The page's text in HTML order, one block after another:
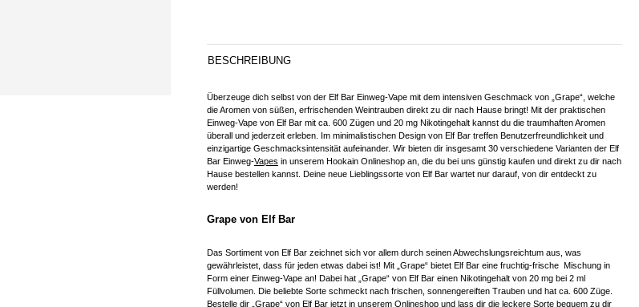
BESCHREIBUNG
Überzeuge dich selbst von der Elf Bar Einweg-Vape mit dem intensiven Geschmack von „Grape“, welche
die Aromen von süßen, erfrischenden Weintrauben direkt zu dir nach Hause bringt! Mit der praktischen
Einweg-Vape von Elf Bar mit ca. 600 Zügen und 20 mg Nikotingehalt kannst du die traumhaften Aromen
überall und jederzeit erleben. Im minimalistischen Design von Elf Bar treffen Benutzerfreundlichkeit und
einzigartige Geschmacksintensität aufeinander. Wir bieten dir insgesamt 30 verschiedene Varianten der Elf
Bar Einweg-Vapes in unserem Hookain Onlineshop an, die du bei uns günstig kaufen und direkt zu dir nach
Hause bestellen kannst. Deine neue Lieblingssorte von Elf Bar wartet nur darauf, von dir entdeckt zu
werden!
Grape von Elf Bar
Das Sortiment von Elf Bar zeichnet sich vor allem durch seinen Abwechslungsreichtum aus, was
gewährleistet, dass für jeden etwas dabei ist! Mit „Grape“ bietet Elf Bar eine fruchtig-frische Mischung in
Form einer Einweg-Vape an! Dabei hat „Grape“ von Elf Bar einen Nikotingehalt von 20 mg bei 2 ml
Füllvolumen. Die beliebte Sorte schmeckt nach frischen, sonnengereiften Trauben und hat ca. 600 Züge.
Bestelle dir „Grape“ von Elf Bar jetzt in unserem Onlineshop und lass dir die leckere Sorte bequem zu dir